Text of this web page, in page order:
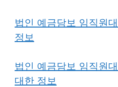
법인 예금담보 임직원
정보
법인 예금담보 임직원
대한 정보